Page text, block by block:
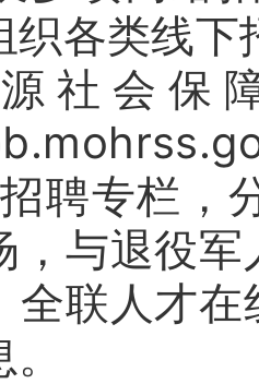
织各类线下
社会保
聘专栏，
，与退役
全联人才